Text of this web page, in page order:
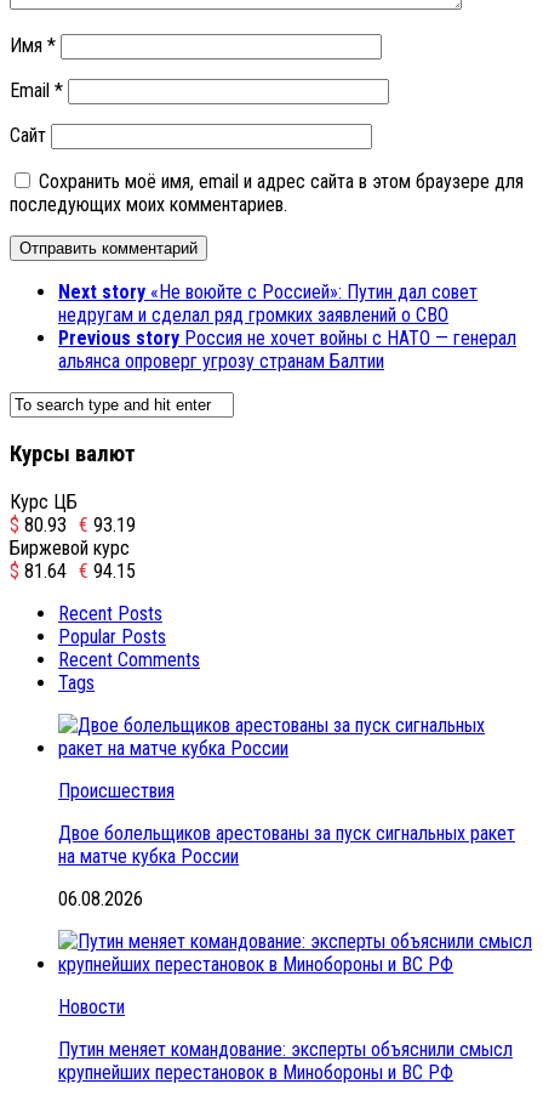
Имя *
Email *
Сайт
Сохранить моё имя, email и адрес сайта в этом браузере для
последующих моих комментариев.
Next story «Не воюйте с Россией»: Путин дал совет
недругам и сделал ряд громких заявлений о СВО
Previous story Россия не хочет войны с НАТО — генерал
альянса опроверг угрозу странам Балтии
Курсы валют
Курс ЦБ
$ 80.93 € 93.19
Биржевой курс
$ 81.64 € 94.15
Recent Posts
Popular Posts
Recent Comments
Tags
Происшествия
Двое болельщиков арестованы за пуск сигнальных ракет
на матче кубка России
06.08.2026
Новости
Путин меняет командование: эксперты объяснили смысл
крупнейших перестановок в Минобороны и ВС РФ